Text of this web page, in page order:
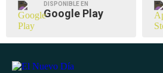
DISPONIBLE EN
Google Play